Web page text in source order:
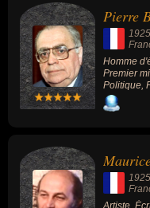
Pierre
1925
Homme
Premier
Politique,
1925
Artiste,